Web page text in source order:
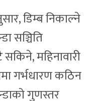
डिम्ब निकाल्ने
सञ्चिति
महिनावारी
गर्भधारण कठिन
गुणस्तर